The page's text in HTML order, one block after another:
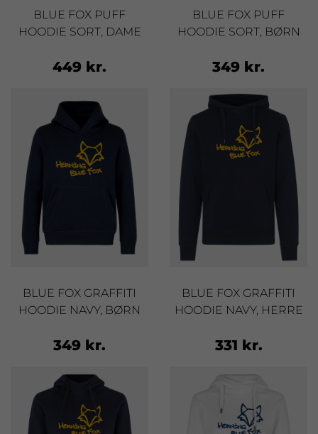
BLUE FOX PUFF
HOODIE SORT, DAME
449 kr.
BLUE FOX PUFF
HOODIE SORT, BØRN
349 kr.
BLUE FOX GRAFFITI
HOODIE NAVY, BØRN
349 kr.
BLUE FOX GRAFFITI
HOODIE NAVY, HERRE
331 kr.